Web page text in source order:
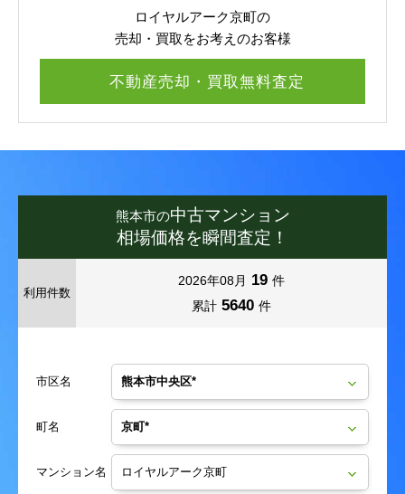
ロイヤルアーク京町の
売却・買取をお考えのお客様
不動産売却・買取無料査定
熊本市の中古マンション
相場価格を瞬間査定！
利用件数
2026年08月 19 件
累計 5640 件
市区名
町名
マンション名